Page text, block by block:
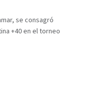
se consagró
+40 en el torneo